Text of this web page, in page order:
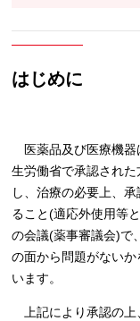
はじめに
医薬品及び医療機器
生労働省で承認され
し、治療の必要上、
ること(適応外使用等
の会議(薬事審議会)で
の面から問題がない
います。
上記により承認の上